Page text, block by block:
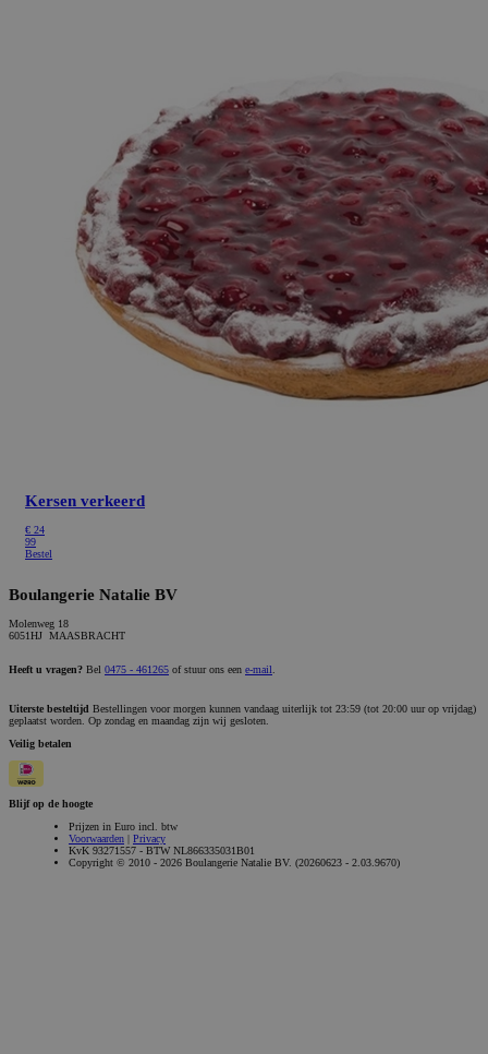
Kersen verkeerd
€ 24
99
Bestel
Boulangerie Natalie BV
Molenweg 18
6051HJ MAASBRACHT
Heeft u vragen? Bel 0475 - 461265 of stuur ons een e-mail.
Uiterste besteltijd Bestellingen voor morgen kunnen vandaag uiterlijk tot 23:59 (tot 20:00 uur op vrijdag)
geplaatst worden. Op zondag en maandag zijn wij gesloten.
Veilig betalen
Blijf op de hoogte
Prijzen in Euro incl. btw
Voorwaarden | Privacy
KvK 93271557 - BTW NL866335031B01
Copyright © 2010 - 2026 Boulangerie Natalie BV. (20260623 - 2.03.9670)